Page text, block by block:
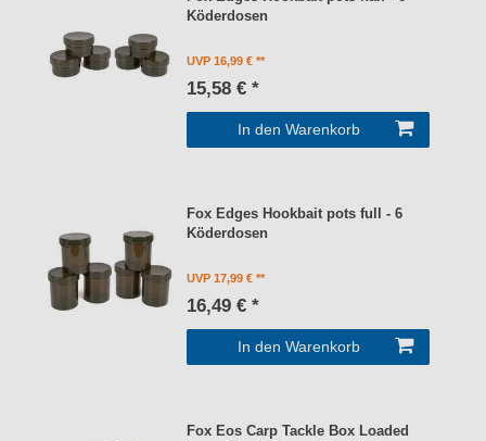
Köderdosen
UVP 16,99 €
15,58 € *
In den Warenkorb
Fox Edges Hookbait pots full - 6
Köderdosen
UVP 17,99 €
16,49 € *
In den Warenkorb
Fox Eos Carp Tackle Box Loaded